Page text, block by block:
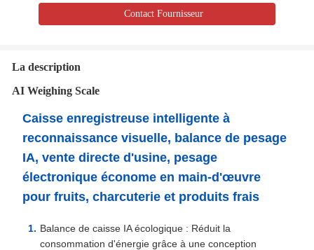
Contact Fournisseur
La description
AI Weighing Scale
Caisse enregistreuse intelligente à
reconnaissance visuelle, balance de pesage
IA, vente directe d'usine, pesage
électronique économe en main-d'œuvre
pour fruits, charcuterie et produits frais
Balance de caisse IA écologique : Réduit la
consommation d'énergie grâce à une conception